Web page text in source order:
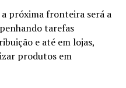
próxima fronteira será a
tarefas
e até em lojas,
produtos em